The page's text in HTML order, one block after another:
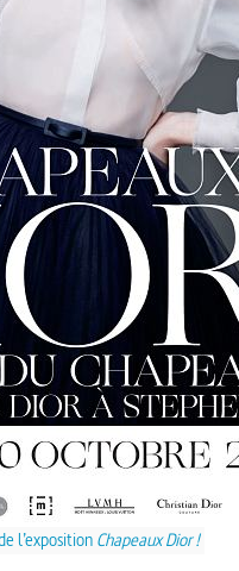
l’exposition Chapeaux Dior !